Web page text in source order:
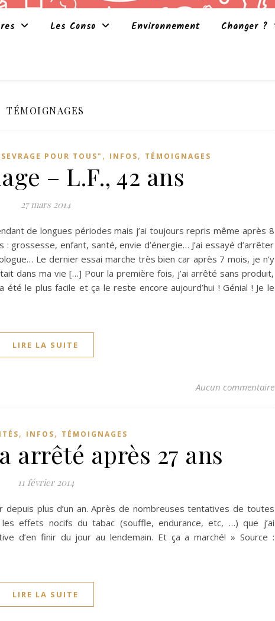
Les Conso Environnement Changer ?
TÉMOIGNAGES
POUR TOUS" , INFOS, TÉMOIGNAGES
– L.F., 42 ans
27 mars 2014
de longues périodes mais j’ai toujours repris même après 8
grossesse, enfant, santé, envie d’énergie… J’ai essayé d’arrêter
Le dernier essai marche très bien car après 7 mois, je n’y
dans ma vie […] Pour la première fois, j’ai arrêté sans produit,
le plus facile et ça le reste encore aujourd’hui ! Génial ! Je le
LIRE LA SUITE
Aucun commentaire
, INFOS, TÉMOIGNAGES
arrêté après 27 ans
11 février 2014
depuis plus d’un an. Après de nombreuses tentatives de toutes
effets nocifs du tabac (souffle, endurance, etc, …) que j’ai
d’en finir du jour au lendemain. Et ça a marché! » Source :
LIRE LA SUITE